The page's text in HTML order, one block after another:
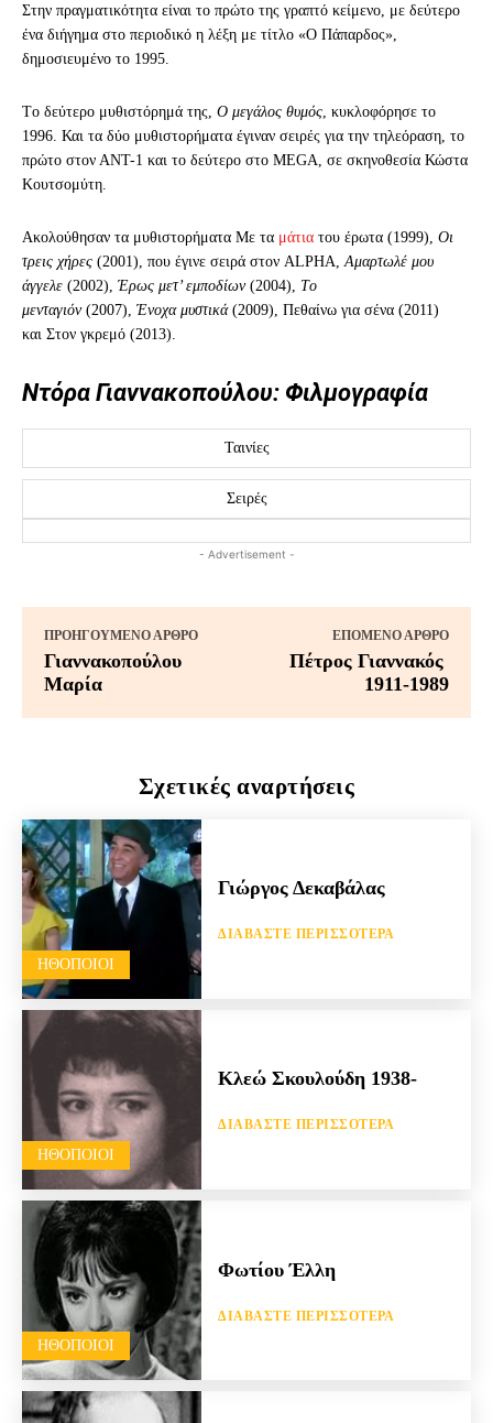
Σχετικές αναρτήσεις
HΘΟΠΟΙΟΊ
Γιώργος Δεκαβάλας
ΔΙΑΒΆΣΤΕ ΠΕΡΙΣΣΌΤΕΡΑ
HΘΟΠΟΙΟΊ
Κλεώ Σκουλούδη 1938-
ΔΙΑΒΆΣΤΕ ΠΕΡΙΣΣΌΤΕΡΑ
HΘΟΠΟΙΟΊ
Φωτίου Έλλη
ΔΙΑΒΆΣΤΕ ΠΕΡΙΣΣΌΤΕΡΑ
Στην πραγματικότητα είναι το πρώτο της γραπτό κείμενο, με δεύτερο
ένα διήγημα στο περιοδικό η λέξη με τίτλο «O Πάπαρδος»,
δημοσιευμένο το 1995.
Tο δεύτερο μυθιστόρημά της, O μεγάλος θυμός , κυκλοφόρη­σε το
1996. Και τα δύο μυθιστορήματα έγιναν σειρές για την τηλεόραση, το
πρώτο στον ΑΝΤ-1 και το δεύτερο στο MEGA, σε σκηνοθεσία Κώστα
Κουτσομύτη.
Aκολούθησαν τα μυθιστο­ρήματα Με τα μάτια του έρωτα (1999), Oι
τρεις χήρες (2001), που έγινε σειρά στον ALPHA, Αμαρτωλέ μου
άγγελε (2002), Έρως μετ’ εμποδίων(2004),
Tο
μενταγιόν(2007), Ένοχα μυστικά(2009), Πεθαίνω για σένα (2011)
και Στον γκρεμό (2013).
Nτόρα Γιαννακοπούλου: Φιλμογραφία
Ταινίες
Σειρές
- Advertisement -
ΠΡΟΗΓΟΎΜΕΝΟ ΆΡΘΡΟ
Γιαννακοπούλου
Μαρία
ΕΠΌΜΕΝΟ ΆΡΘΡΟ
Πέτρος Γιαννακός
1911-1989